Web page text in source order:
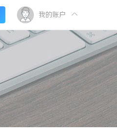
我的账户